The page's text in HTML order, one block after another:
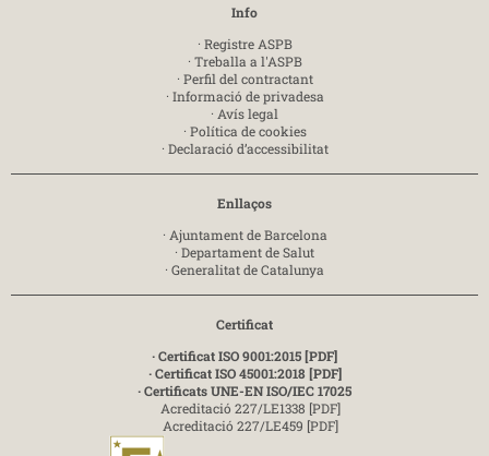
Info
· Registre ASPB
· Treballa a l'ASPB
· Perfil del contractant
· Informació de privadesa
· Avís legal
· Política de cookies
· Declaració d’accessibilitat
Enllaços
· Ajuntament de Barcelona
· Departament de Salut
· Generalitat de Catalunya
Certificat
· Certificat ISO 9001:2015 [PDF]
· Certificat ISO 45001:2018 [PDF]
· Certificats UNE-EN ISO/IEC 17025
Acreditació 227/LE1338 [PDF]
Acreditació 227/LE459 [PDF]